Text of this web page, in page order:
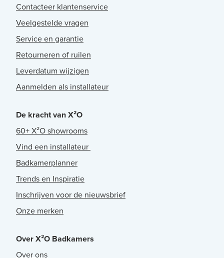
Contacteer klantenservice
Veelgestelde vragen
Service en garantie
Retourneren of ruilen
Leverdatum wijzigen
Aanmelden als installateur
De kracht van X²O
60+ X²O showrooms
Vind een installateur
Badkamerplanner
Trends en Inspiratie
Inschrijven voor de nieuwsbrief
Onze merken
Over X²O Badkamers
Over ons